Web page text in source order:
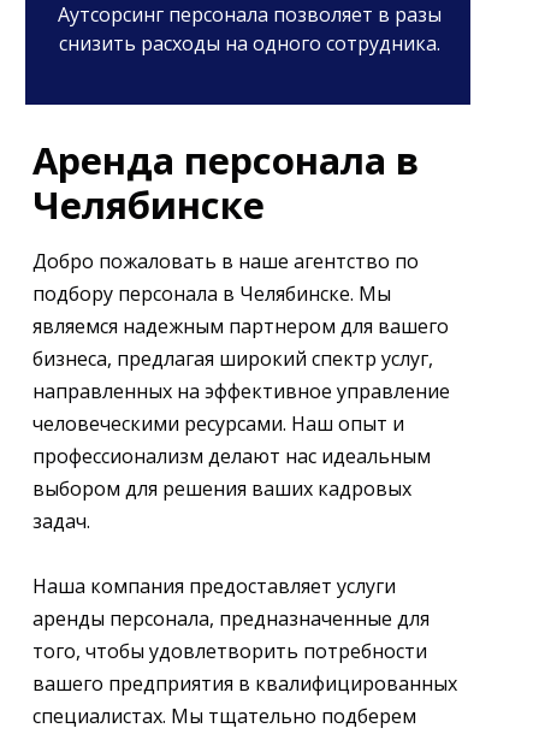
Аутсорсинг персонала позволяет в разы
снизить расходы на одного сотрудника.
Добро пожаловать в наше агентство по
подбору персонала в Челябинске. Мы
являемся надежным партнером для вашего
бизнеса, предлагая широкий спектр услуг,
направленных на эффективное управление
человеческими ресурсами. Наш опыт и
профессионализм делают нас идеальным
выбором для решения ваших кадровых
задач.
Наша компания предоставляет услуги
аренды персонала, предназначенные для
того, чтобы удовлетворить потребности
вашего предприятия в квалифицированных
специалистах. Мы тщательно подберем
Аренда персонала в
Челябинске